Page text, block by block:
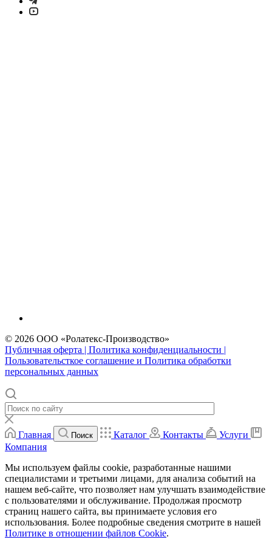
© 2026 ООО «Ролатекс-Производство»
Публичная оферта | Политика конфиденциальности |
Пользовательсткое соглашение и Политика обработки
персональных данных
Главная Поиск Каталог Контакты
Услуги
Компания
Мы используем файлы cookie, разработанные нашими
специалистами и третьими лицами, для анализа событий на
нашем веб-сайте, что позволяет нам улучшать взаимодействие
с пользователями и обслуживание. Продолжая просмотр
страниц нашего сайта, вы принимаете условия его
использования. Более подробные сведения смотрите в нашей
Политике в отношении файлов Cookie.